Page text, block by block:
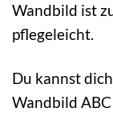
Wandbild ist
pflegeleicht.
Du kannst
Wandbild